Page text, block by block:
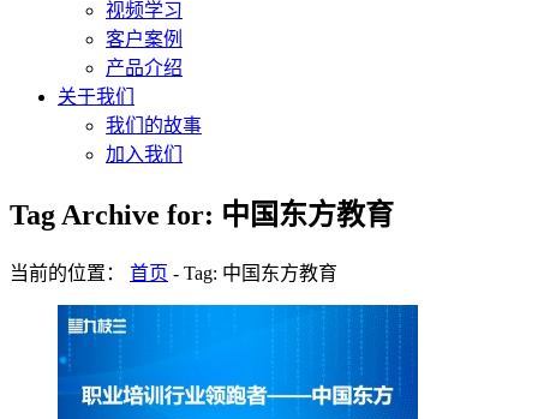
视频学习
客户案例
产品介绍
关于我们
我们的故事
加入我们
Tag Archive for: 中国东方教育
当前的位置： 首页 - Tag: 中国东方教育